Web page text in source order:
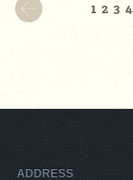
1 2 3 4
ADDRESS